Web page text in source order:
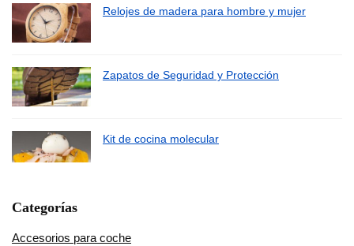
Relojes de madera para hombre y mujer
Zapatos de Seguridad y Protección
Kit de cocina molecular
Categorías
Accesorios para coche